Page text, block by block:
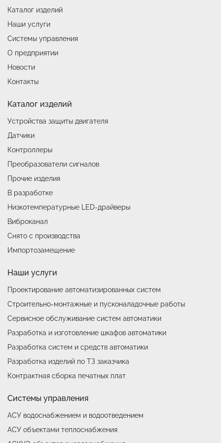
В разработке
Низкотемпературные LED-драйверы
Снято с производства
Импортозамещение
Прайс
Дилеры
Разработка систем и средств автоматики
Автоматизация АЗС
Автоматическая противогололёдная система
Карточка предприятия
Публикации
Каталог изделий
Наши услуги
Системы управления
О предприятии
Новости
Контакты
Каталог изделий
Устройства защиты двигателя
Датчики
Контроллеры
Преобразователи сигналов
Прочие изделия
В разработке
Низкотемпературные LED-драйверы
Виброканал
Снято с производства
Импортозамещение
Наши услуги
Проектирование автоматизированных систем
Строительно-монтажные и пусконаладочные работы
Сервисное обслуживание систем автоматики
Разработка и изготовление шкафов автоматики
Разработка систем и средств автоматики
Разработка изделий по ТЗ заказчика
Контрактная сборка печатных плат
Системы управления
АСУ водоснабжением и водоотведением
АСУ объектами теплоснабжения